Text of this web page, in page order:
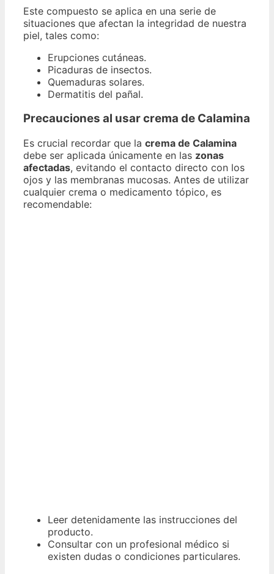
Este compuesto se aplica en una serie de
situaciones que afectan la integridad de nuestra
piel, tales como:
Erupciones cutáneas.
Picaduras de insectos.
Quemaduras solares.
Dermatitis del pañal.
Precauciones al usar crema de Calamina
Es crucial recordar que la crema de Calamina
debe ser aplicada únicamente en las zonas
afectadas, evitando el contacto directo con los
ojos y las membranas mucosas. Antes de utilizar
cualquier crema o medicamento tópico, es
recomendable:
Leer detenidamente las instrucciones del
producto.
Consultar con un profesional médico si
existen dudas o condiciones particulares.